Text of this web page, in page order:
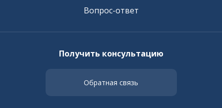
Вопрос-ответ
Получить консультацию
Обратная связь